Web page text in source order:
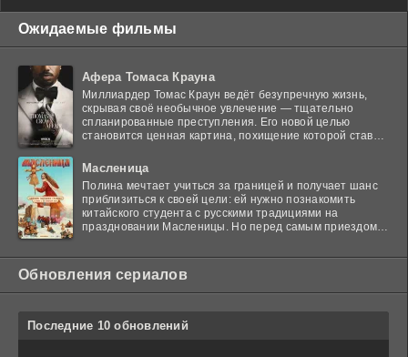
Ожидаемые фильмы
Афера Томаса Крауна
Миллиардер Томас Краун ведёт безупречную жизнь,
скрывая своё необычное увлечение — тщательно
спланированные преступления. Его новой целью
становится ценная картина, похищение которой ставит
Масленица
Полина мечтает учиться за границей и получает шанс
приблизиться к своей цели: ей нужно познакомить
китайского студента с русскими традициями на
праздновании Масленицы. Но перед самым приездом
Обновления сериалов
Последние 10 обновлений